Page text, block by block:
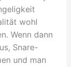
wohl
Wenn dann
Snare-
und man